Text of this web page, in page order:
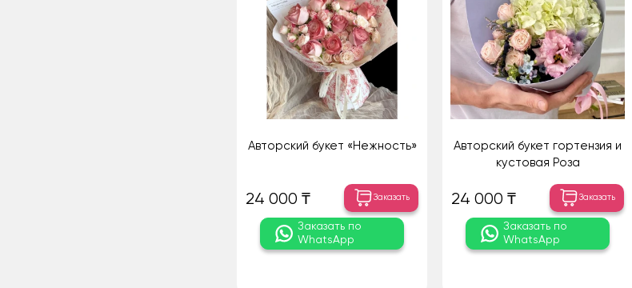
Авторский букет «Нежность»
24 000 ₸ Заказать
Заказать по
WhatsApp
Авторский букет гортензия и
кустовая Роза
24 000 ₸ Заказать
Заказать по
WhatsApp